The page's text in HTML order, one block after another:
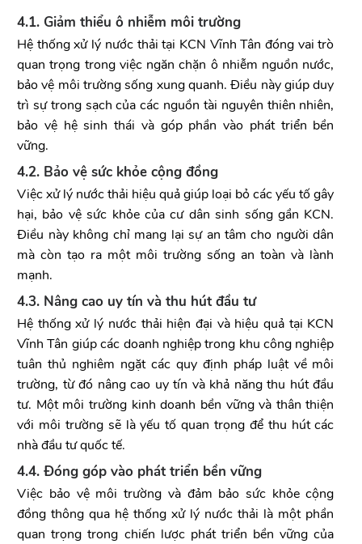
4.1. Giảm thiểu ô nhiễm môi trường
Hệ thống xử lý nước thải tại KCN Vĩnh Tân đóng vai trò
quan trọng trong việc ngăn chặn ô nhiễm nguồn nước,
bảo vệ môi trường sống xung quanh. Điều này giúp duy
trì sự trong sạch của các nguồn tài nguyên thiên nhiên,
bảo vệ hệ sinh thái và góp phần vào phát triển bền
vững.
4.2. Bảo vệ sức khỏe cộng đồng
Việc xử lý nước thải hiệu quả giúp loại bỏ các yếu tố gây
hại, bảo vệ sức khỏe của cư dân sinh sống gần KCN.
Điều này không chỉ mang lại sự an tâm cho người dân
mà còn tạo ra một môi trường sống an toàn và lành
mạnh.
4.3. Nâng cao uy tín và thu hút đầu tư
Hệ thống xử lý nước thải hiện đại và hiệu quả tại KCN
Vĩnh Tân giúp các doanh nghiệp trong khu công nghiệp
tuân thủ nghiêm ngặt các quy định pháp luật về môi
trường, từ đó nâng cao uy tín và khả năng thu hút đầu
tư. Một môi trường kinh doanh bền vững và thân thiện
với môi trường sẽ là yếu tố quan trọng để thu hút các
nhà đầu tư quốc tế.
4.4. Đóng góp vào phát triển bền vững
Việc bảo vệ môi trường và đảm bảo sức khỏe cộng
đồng thông qua hệ thống xử lý nước thải là một phần
quan trọng trong chiến lược phát triển bền vững của